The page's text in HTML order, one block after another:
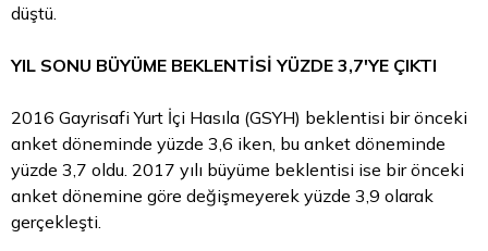
düştü.
YIL SONU BÜYÜME BEKLENTİSİ YÜZDE 3,7'YE ÇIKTI
2016 Gayrisafi Yurt İçi Hasıla (GSYH) beklentisi bir önceki
anket döneminde yüzde 3,6 iken, bu anket döneminde
yüzde 3,7 oldu. 2017 yılı büyüme beklentisi ise bir önceki
anket dönemine göre değişmeyerek yüzde 3,9 olarak
gerçekleşti.